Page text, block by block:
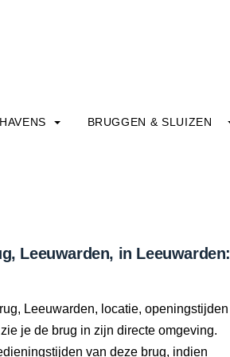
BRUGGEN & SLUIZEN
Leeuwarden, in Leeuwarden:
Leeuwarden, locatie, openingstijden
je de brug in zijn directe omgeving.
van deze brug, indien